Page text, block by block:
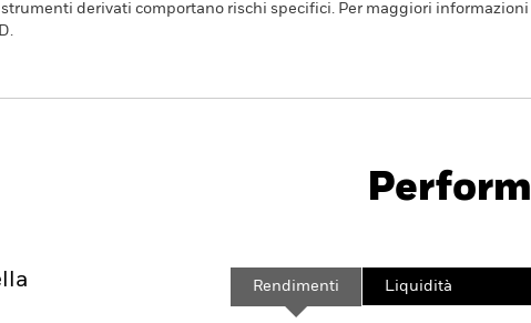
derivati comportano rischi specifici. Per maggiori
Rendimenti Liquidità